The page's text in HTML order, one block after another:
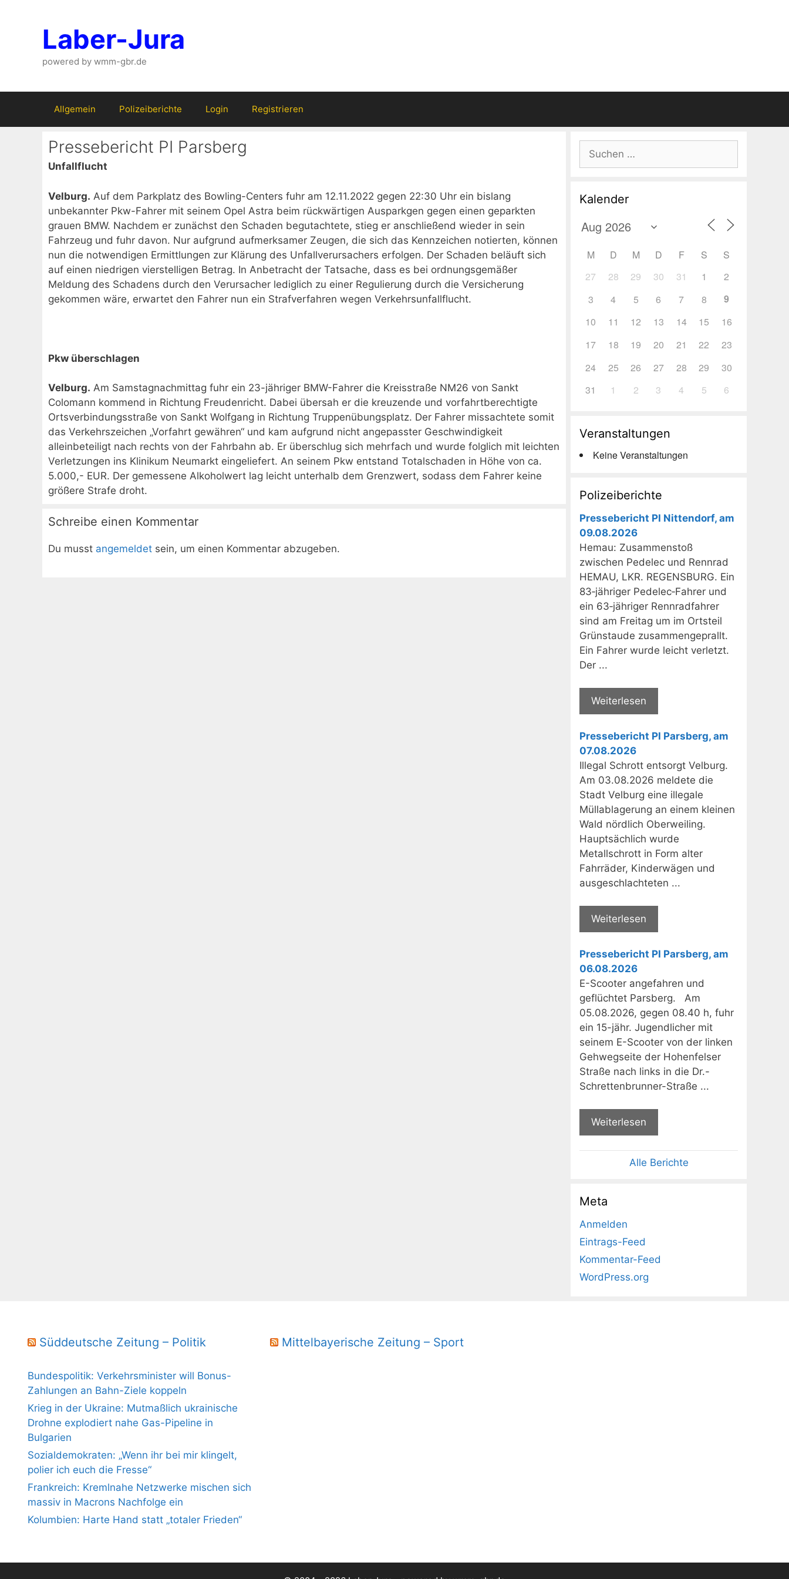
Laber-Jura
powered by wmm-gbr.de
Allgemein Polizeiberichte Login Registrieren
Pressebericht PI Parsberg
Unfallflucht
Velburg. Auf dem Parkplatz des Bowling-Centers fuhr am 12.11.2022 gegen 22:30 Uhr ein bislang
unbekannter Pkw-Fahrer mit seinem Opel Astra beim rückwärtigen Ausparkgen gegen einen geparkten
grauen BMW. Nachdem er zunächst den Schaden begutachtete, stieg er anschließend wieder in sein
Fahrzeug und fuhr davon. Nur aufgrund aufmerksamer Zeugen, die sich das Kennzeichen notierten, können
nun die notwendigen Ermittlungen zur Klärung des Unfallverursachers erfolgen. Der Schaden beläuft sich
auf einen niedrigen vierstelligen Betrag. In Anbetracht der Tatsache, dass es bei ordnungsgemäßer
Meldung des Schadens durch den Verursacher lediglich zu einer Regulierung durch die Versicherung
gekommen wäre, erwartet den Fahrer nun ein Strafverfahren wegen Verkehrsunfallflucht.
Pkw überschlagen
Velburg. Am Samstagnachmittag fuhr ein 23-jähriger BMW-Fahrer die Kreisstraße NM26 von Sankt
Colomann kommend in Richtung Freudenricht. Dabei übersah er die kreuzende und vorfahrtberechtigte
Ortsverbindungsstraße von Sankt Wolfgang in Richtung Truppenübungsplatz. Der Fahrer missachtete somit
das Verkehrszeichen „Vorfahrt gewähren“ und kam aufgrund nicht angepasster Geschwindigkeit
alleinbeteiligt nach rechts von der Fahrbahn ab. Er überschlug sich mehrfach und wurde folglich mit leichten
Verletzungen ins Klinikum Neumarkt eingeliefert. An seinem Pkw entstand Totalschaden in Höhe von ca.
5.000,- EUR. Der gemessene Alkoholwert lag leicht unterhalb dem Grenzwert, sodass dem Fahrer keine
größere Strafe droht.
Schreibe einen Kommentar
Du musst angemeldet sein, um einen Kommentar abzugeben.
Suchen
nach:
Kalender
M D M D F S
S
27
28 29 30 31 1
2
3
4 5 6 7 8
9
10
11 12 13 14 15
16
17
18 19 20 21 22
23
24
25 26 27 28 29
30
31
1 2 3 4 5 6
Veranstaltungen
Keine Veranstaltungen
Polizeiberichte
Pressebericht PI Nittendorf, am
09.08.2026
Hemau: Zusammenstoß
zwischen Pedelec und Rennrad
HEMAU, LKR. REGENSBURG. Ein
83‑jähriger Pedelec‑Fahrer und
ein 63‑jähriger Rennradfahrer
sind am Freitag um im Ortsteil
Grünstaude zusammengeprallt.
Ein Fahrer wurde leicht verletzt.
Der ...
Weiterlesen
Pressebericht PI Parsberg, am
07.08.2026
Illegal Schrott entsorgt Velburg.
Am 03.08.2026 meldete die
Stadt Velburg eine illegale
Müllablagerung an einem kleinen
Wald nördlich Oberweiling.
Hauptsächlich wurde
Metallschrott in Form alter
Fahrräder, Kinderwägen und
ausgeschlachteten ...
Weiterlesen
Pressebericht PI Parsberg, am
06.08.2026
E-Scooter angefahren und
geflüchtet Parsberg. Am
05.08.2026, gegen 08.40 h, fuhr
ein 15-jähr. Jugendlicher mit
seinem E-Scooter von der linken
Gehwegseite der Hohenfelser
Straße nach links in die Dr.-
Schrettenbrunner-Straße ...
Weiterlesen
Alle Berichte
Meta
Anmelden
Eintrags-Feed
Kommentar-Feed
WordPress.org
Süddeutsche Zeitung – Politik
Bundespolitik: Verkehrsminister will Bonus-
Zahlungen an Bahn-Ziele koppeln
Krieg in der Ukraine: Mutmaßlich ukrainische
Drohne explodiert nahe Gas-Pipeline in
Bulgarien
Sozialdemokraten: „Wenn ihr bei mir klingelt,
polier ich euch die Fresse“
Frankreich: Kremlnahe Netzwerke mischen sich
massiv in Macrons Nachfolge ein
Kolumbien: Harte Hand statt „totaler Frieden“
Mittelbayerische Zeitung – Sport